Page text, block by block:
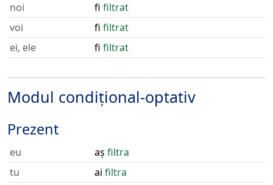
noi
fi filtrat
voi
fi filtrat
ei, ele
fi filtrat
Modul condițional-optativ
Prezent
eu aș filtra
tu
ai filtra